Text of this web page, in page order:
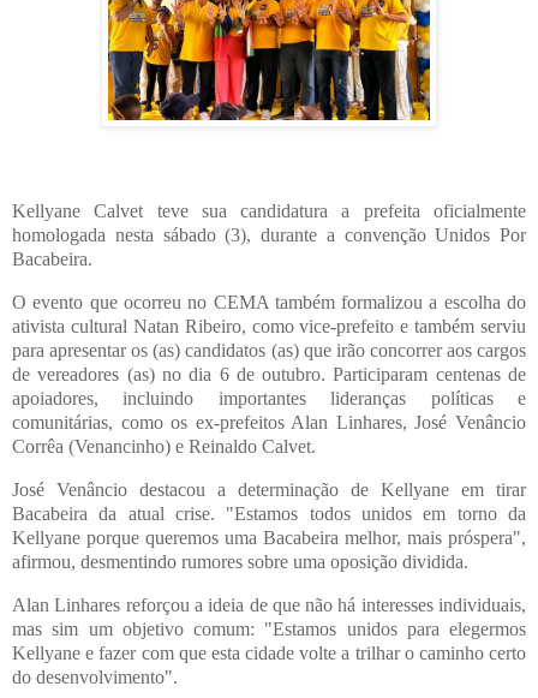
Kellyane Calvet teve sua candidatura a prefeita oficialmente
homologada nesta sábado (3), durante a convenção Unidos Por
Bacabeira.
O evento que ocorreu no CEMA também formalizou a escolha do
ativista cultural Natan Ribeiro, como vice-prefeito e também serviu
para apresentar os (as) candidatos (as) que irão concorrer aos cargos
de vereadores (as) no dia 6 de outubro. Participaram centenas de
apoiadores, incluindo importantes lideranças políticas e
comunitárias, como os ex-prefeitos Alan Linhares, José Venâncio
Corrêa (Venancinho) e Reinaldo Calvet.
José Venâncio destacou a determinação de Kellyane em tirar
Bacabeira da atual crise. "Estamos todos unidos em torno da
Kellyane porque queremos uma Bacabeira melhor, mais próspera",
afirmou, desmentindo rumores sobre uma oposição dividida.
Alan Linhares reforçou a ideia de que não há interesses individuais,
mas sim um objetivo comum: "Estamos unidos para elegermos
Kellyane e fazer com que esta cidade volte a trilhar o caminho certo
do desenvolvimento".